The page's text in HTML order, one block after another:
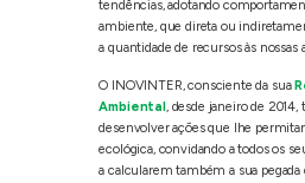
tendências, adotando
ambiente, que direta ou
a quantidade de recursos às nossas
O INOVINTER, consciente da sua
Ambiental , desde janeiro de
desenvolver ações que lhe
ecológica, convidando a todos os
a calcularem também a sua